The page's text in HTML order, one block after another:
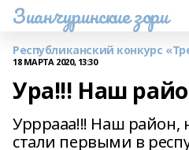
Зианчуринские зори
Республиканский конкурс
18 МАРТА 2020, 13:30
Ура!!! Наш
Урррааа!!! Наш район,
стали первыми в